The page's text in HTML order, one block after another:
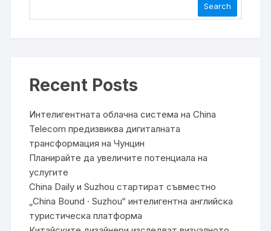
Search
Recent Posts
Интелигентната облачна система на China
Telecom предизвиква дигиталната
трансформация на Чунцин
Планирайте да увеличите потенциала на
услугите
China Daily и Suzhou стартират съвместно
„China Bound · Suzhou“ интелигентна английска
туристическа платформа